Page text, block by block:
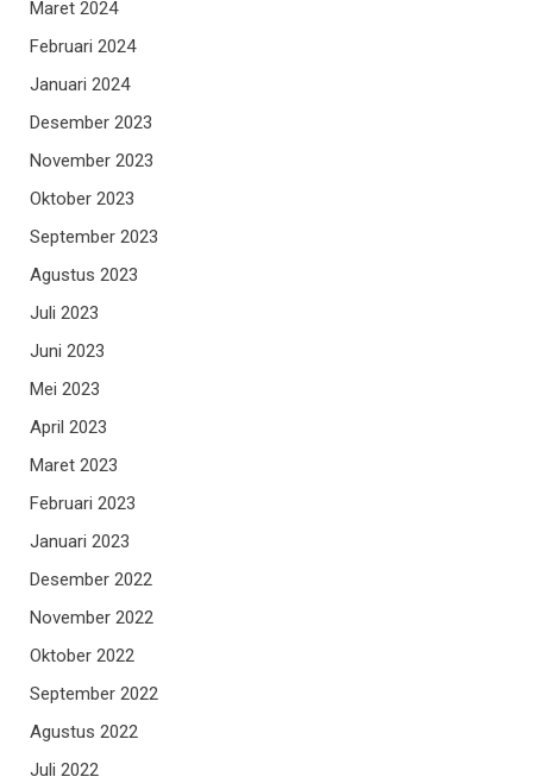
Maret 2024
Februari 2024
Januari 2024
Desember 2023
November 2023
Oktober 2023
September 2023
Agustus 2023
Juli 2023
Juni 2023
Mei 2023
April 2023
Maret 2023
Februari 2023
Januari 2023
Desember 2022
November 2022
Oktober 2022
September 2022
Agustus 2022
Juli 2022